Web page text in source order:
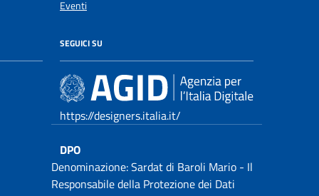
Eventi
SEGUICI SU
https://designers.italia.it/
DPO
Denominazione: Sardat di Baroli Mario - Il
Responsabile della Protezione dei Dati